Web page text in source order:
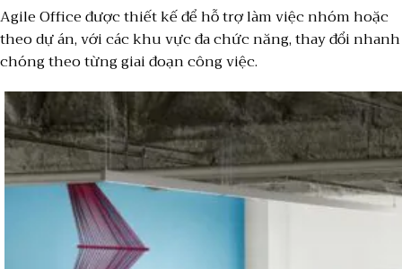
Agile Office được thiết kế để hỗ trợ làm việc nhóm hoặc
theo dự án, với các khu vực đa chức năng, thay đổi nhanh
chóng theo từng giai đoạn công việc.